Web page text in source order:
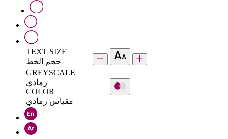
TEXT SIZE
حجم الخط
GREYSCALE
رمادي
COLOR
مقياس رمادي